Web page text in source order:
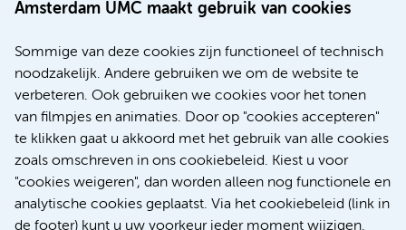
Amsterdam UMC maakt gebruik van cookies
Sommige van deze cookies zijn functioneel of technisch
noodzakelijk. Andere gebruiken we om de website te
verbeteren. Ook gebruiken we cookies voor het tonen
van filmpjes en animaties. Door op "cookies accepteren"
te klikken gaat u akkoord met het gebruik van alle cookies
zoals omschreven in ons cookiebeleid. Kiest u voor
"cookies weigeren", dan worden alleen nog functionele en
analytische cookies geplaatst. Via het cookiebeleid (link in
de footer) kunt u uw voorkeur ieder moment wijzigen.
voor patiënten met alvleesklierkanker verbeteren
Meer